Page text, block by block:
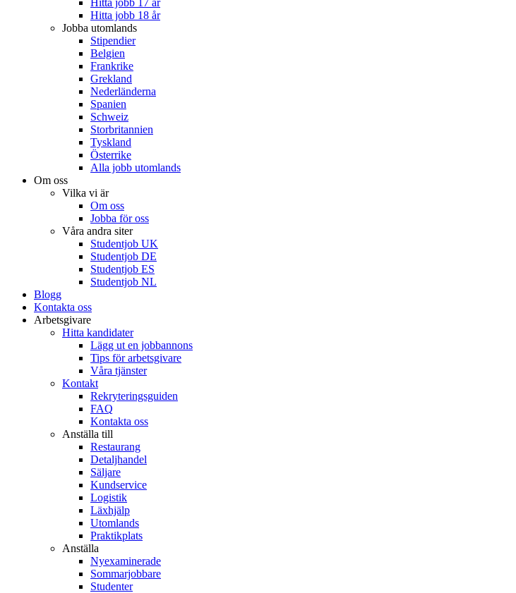
Hitta jobb 17 år
Hitta jobb 18 år
Jobba utomlands
Stipendier
Belgien
Frankrike
Grekland
Nederländerna
Spanien
Schweiz
Storbritannien
Tyskland
Österrike
Alla jobb utomlands
Om oss
Vilka vi är
Om oss
Jobba för oss
Våra andra siter
Studentjob UK
Studentjob DE
Studentjob ES
Studentjob NL
Blogg
Kontakta oss
Arbetsgivare
Hitta kandidater
Lägg ut en jobbannons
Tips för arbetsgivare
Våra tjänster
Kontakt
Rekryteringsguiden
FAQ
Kontakta oss
Anställa till
Restaurang
Detaljhandel
Säljare
Kundservice
Logistik
Läxhjälp
Utomlands
Praktikplats
Anställa
Nyexaminerade
Sommarjobbare
Studenter